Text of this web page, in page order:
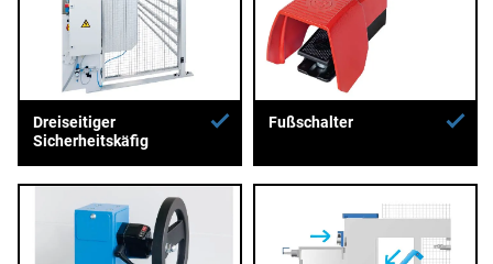
Dreiseitiger
Sicherheitskäfig
Fußschalter